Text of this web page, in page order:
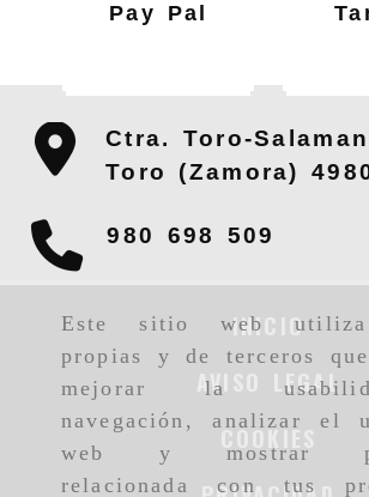
Este sitio web utiliza
propias y de terceros
mejorar la
navegación, analizar el
web y mostrar
relacionada con tus
Pay Pal
Ctra. Toro-
Toro (Zamora)
980 698 509
INICIO
AVISO LEGAL